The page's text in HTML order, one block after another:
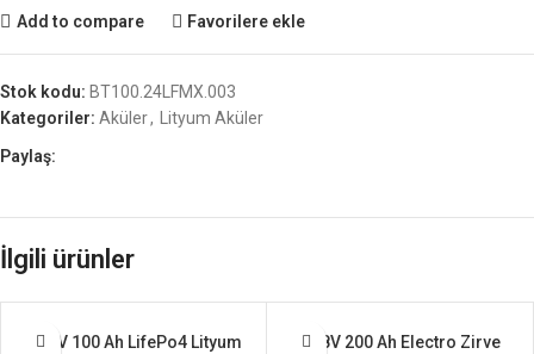
Add to compare Favorilere ekle
Stok kodu: BT100.24LFMX.003
Kategoriler: Aküler, Lityum Aküler
Paylaş:
İlgili ürünler
12,8V 100 Ah LifePo4 Lityum
12,8V 200 Ah Electro Zirve